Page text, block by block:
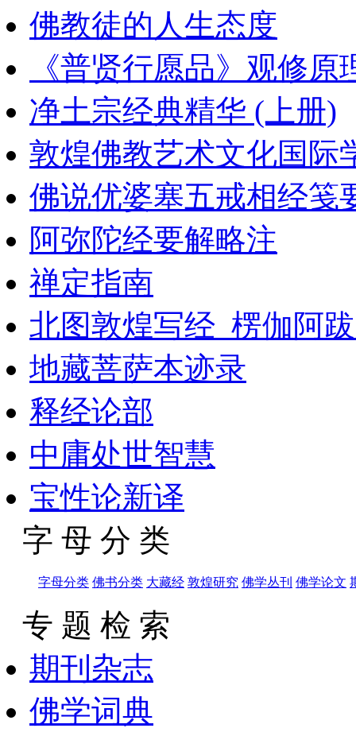
佛教徒的人生态度
《普贤行愿品》观修原
净土宗经典精华 (上册)
敦煌佛教艺术文化国际
佛说优婆塞五戒相经笺
阿弥陀经要解略注
禅定指南
北图敦煌写经_楞伽阿
地藏菩萨本迹录
释经论部
中庸处世智慧
宝性论新译
字 母 分 类
字母分类 佛书分类 大藏经 敦煌研究 佛学丛刊 佛学论文
专 题 检 索
期刊杂志
佛学词典